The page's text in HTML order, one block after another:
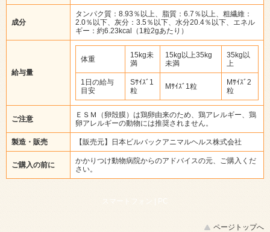
成分
タンパク質：8.93％以上、脂質：6.7％以上、粗繊維：
2.0％以下、灰分：3.5％以下、水分20.4％以下、エネル
ギー：約6.23kcal（1粒2gあたり）
給与量
体重
15kg未
満
15kg以上35kg
未満
35kg以
上
1日の給与
目安
Sｻｲｽﾞ1
粒
Mｻｲｽﾞ1粒
Mｻｲｽﾞ2
粒
ご注意
ＥＳＭ（卵殻膜）は鶏卵由来のため、鶏アレルギー、鶏
卵アレルギーの動物には推奨されません。
製造・販売 【販売元】日本ビルバックアニマルヘルス株式会社
ご購入の前に
かかりつけ動物病院からのアドバイスの元、ご購入くだ
さい。
スマートフォン | PC
ページトップへ